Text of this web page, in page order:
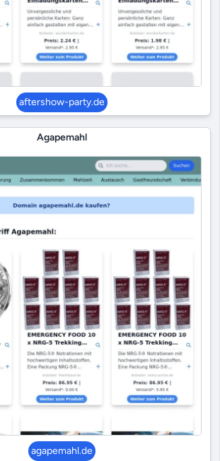
aftershow-party.de
Agapemahl
agapemahl.de